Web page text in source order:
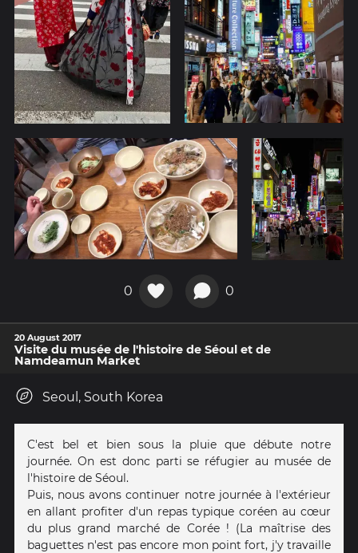
0 0
20 August 2017
Visite du musée de l'histoire de Séoul et de
Namdeamun Market
Seoul, South Korea
C'est bel et bien sous la pluie que débute notre
journée. On est donc parti se réfugier au musée de
l'histoire de Séoul.
Puis, nous avons continuer notre journée à l'extérieur
en allant profiter d'un repas typique coréen au cœur
du plus grand marché de Corée ! (La maîtrise des
baguettes n'est pas encore mon point fort, j'y travaille